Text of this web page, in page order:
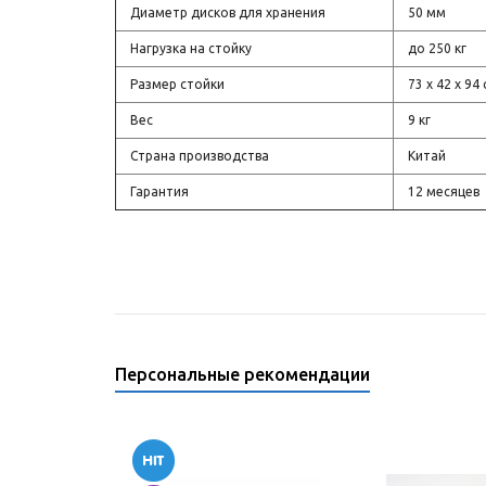
Диаметр дисков для хранения 50 мм
Нагрузка на стойку до 250 кг
Размер стойки 73 х 42 х 94
Вес 9 кг
Страна производства Китай
Гарантия 12 месяцев
Персональные рекомендации